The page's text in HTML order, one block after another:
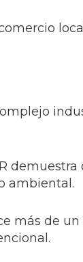
ambiental.
más de un